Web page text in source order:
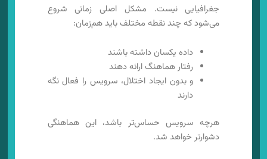
جغرافیایی نیست. مشکل اصلی زمانی شروع
می‌شود که چند نقطه مختلف باید هم‌زمان:
داده یکسان داشته باشند
رفتار هماهنگ ارائه دهند
و بدون ایجاد اختلال، سرویس را فعال نگه
دارند
هرچه سرویس حساس‌تر باشد، این هماهنگی
دشوارتر خواهد شد.